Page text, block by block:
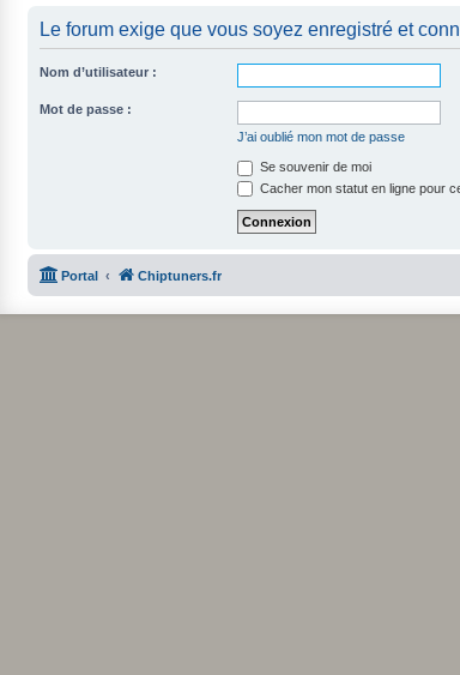
Le forum exige que vous soyez enregistré et
Nom d’utilisateur :
Mot de passe :
J’ai oublié mon mot de passe
Se souvenir de moi
Cacher mon statut en ligne pour
Portal Chiptuners.fr